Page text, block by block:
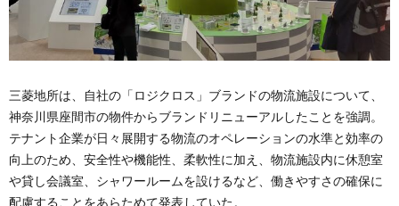
三菱地所は、自社の「ロジクロス」ブランドの物流施設について、
神奈川県座間市の物件からブランドリニューアルしたことを強調。
テナント企業が日々展開する物流のオペレーションの水準と効率の
向上のため、安全性や機能性、柔軟性に加え、物流施設内に休憩室
や貸し会議室、シャワールームを設けるなど、働きやすさの確保に
配慮することをあらためて発表していた。